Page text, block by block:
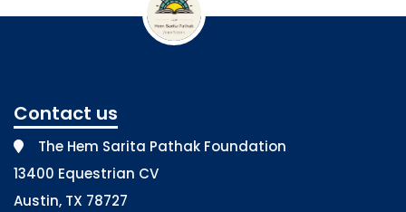
Contact us
The Hem Sarita Pathak Foundation
13400 Equestrian CV
Austin, TX 78727